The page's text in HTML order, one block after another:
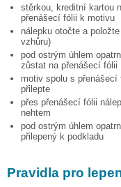
stěrkou, kreditní kartou
přenášecí fólii k motivu
nálepku otočte a
vzhůru)
pod ostrým úhlem
zůstat na přenášecí fólii
motiv spolu s
přilepte
přes přenášecí fólii
nehtem
pod ostrým úhlem
přilepený k podkladu
Pravidla pro